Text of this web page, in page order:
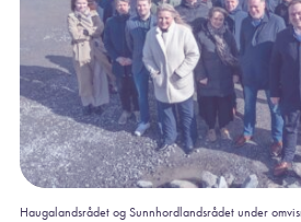
Haugalandsrådet og Sunnhordlandsrådet under